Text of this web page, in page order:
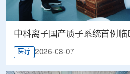
中科离子国产质子系统首例临
医疗 2026-08-07